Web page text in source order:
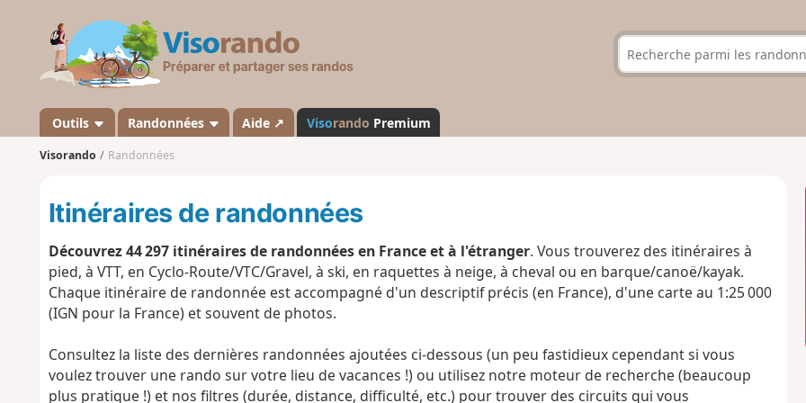
s
a
n
Outils Randonnées Aide ↗ Visorando Premium
Visorando Randonnées
Itinéraires de randonnées
Découvrez 44 297 itinéraires de randonnées en France et à l'étranger. Vous trouverez des itinéraires à
pied, à VTT, en Cyclo-Route/VTC/Gravel, à ski, en raquettes à neige, à cheval ou en barque/canoë/kayak.
Chaque itinéraire de randonnée est accompagné d'un descriptif précis (en France), d'une carte au 1:25 000
(IGN pour la France) et souvent de photos.
Consultez la liste des dernières randonnées ajoutées ci-dessous (un peu fastidieux cependant si vous
voulez trouver une rando sur votre lieu de vacances !) ou utilisez notre moteur de recherche (beaucoup
plus pratique !) et nos filtres (durée, distance, difficulté, etc.) pour trouver des circuits qui vous